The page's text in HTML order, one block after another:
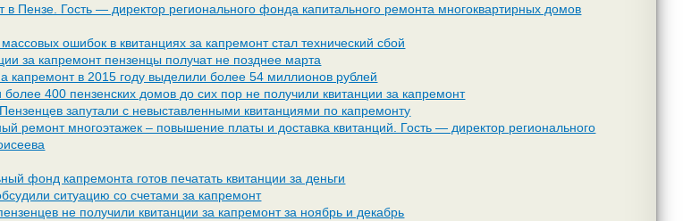
Пензе. Гость — директор регионального фонда капитального ремонта многоквартирных домов
ошибок в квитанциях за капремонт стал технический сбой
за капремонт пензенцы получат не позднее марта
капремонт в 2015 году выделили более 54 миллионов рублей
400 пензенских домов до сих пор не получили квитанции за капремонт
запутали с невыставленными квитанциями по капремонту
ремонт многоэтажек – повышение платы и доставка квитанций. Гость — директор регионального
фонд капремонта готов печатать квитанции за деньги
ситуацию со счетами за капремонт
не получили квитанции за капремонт за ноябрь и декабрь